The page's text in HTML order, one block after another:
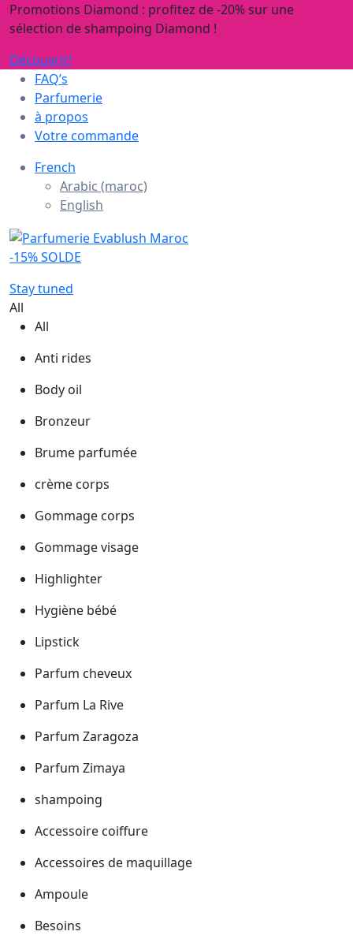
Promotions Diamond : profitez de -20% sur une
sélection de shampoing Diamond !
Découvrir!
FAQ’s
Parfumerie
à propos
Votre commande
French
Arabic (maroc)
English
-15% SOLDE
Stay tuned
All
All
Anti rides
Body oil
Bronzeur
Brume parfumée
crème corps
Gommage corps
Gommage visage
Highlighter
Hygiène bébé
Lipstick
Parfum cheveux
Parfum La Rive
Parfum Zaragoza
Parfum Zimaya
shampoing
Accessoire coiffure
Accessoires de maquillage
Ampoule
Besoins